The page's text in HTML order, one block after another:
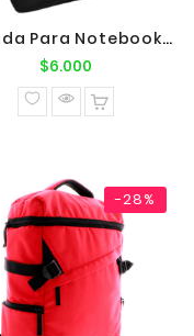
- Funda Para Notebook 14"
$6.000
normal
-28%